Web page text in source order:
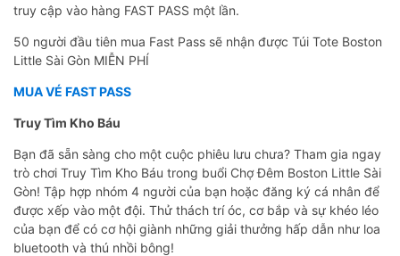
truy cập vào hàng FAST PASS một lần.
50 người đầu tiên mua Fast Pass sẽ nhận được Túi Tote Boston
Little Sài Gòn MIỄN PHÍ
MUA VÉ FAST PASS
Truy Tìm Kho Báu
Bạn đã sẵn sàng cho một cuộc phiêu lưu chưa? Tham gia ngay
trò chơi Truy Tìm Kho Báu trong buổi Chợ Đêm Boston Little Sài
Gòn! Tập hợp nhóm 4 người của bạn hoặc đăng ký cá nhân để
được xếp vào một đội. Thử thách trí óc, cơ bắp và sự khéo léo
của bạn để có cơ hội giành những giải thưởng hấp dẫn như loa
bluetooth và thú nhồi bông!